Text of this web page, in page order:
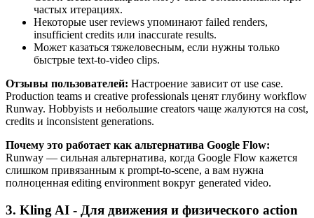
частых итерациях.
Некоторые user reviews упоминают failed renders,
insufficient credits или inaccurate results.
Может казаться тяжеловесным, если нужны только
быстрые text-to-video clips.
Отзывы пользователей: Настроение зависит от use case.
Production teams и creative professionals ценят глубину workflow
Runway. Hobbyists и небольшие creators чаще жалуются на cost,
credits и inconsistent generations.
Почему это работает как альтернатива Google Flow:
Runway — сильная альтернатива, когда Google Flow кажется
слишком привязанным к prompt-to-scene, а вам нужна
полноценная editing environment вокруг generated video.
3. Kling AI - Для движения и физического action